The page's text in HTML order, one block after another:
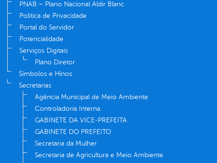
PNAB – Plano Nacional Aldir Blanc
Política de Privacidade
Portal do Servidor
Potencialidade
Serviços Digitais
Plano Diretor
Símbolos e Hinos
Secretarias
Agência Municipal de Meio Ambiente
Controladoria Interna
GABINETE DA VICE-PREFEITA
GABINETE DO PREFEITO
Secretaria da Mulher
Secretaria de Agricultura e Meio Ambiente